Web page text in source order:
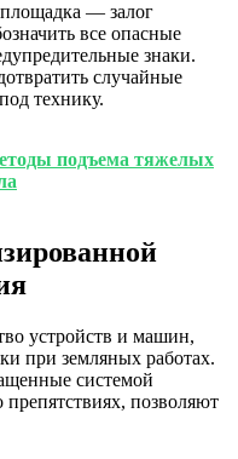
— залог
все опасные
знаки.
случайные
технику.
подъема тяжелых
устройств и машин,
при земляных работах.
системой
позволяют